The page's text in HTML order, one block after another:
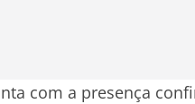
com a presença